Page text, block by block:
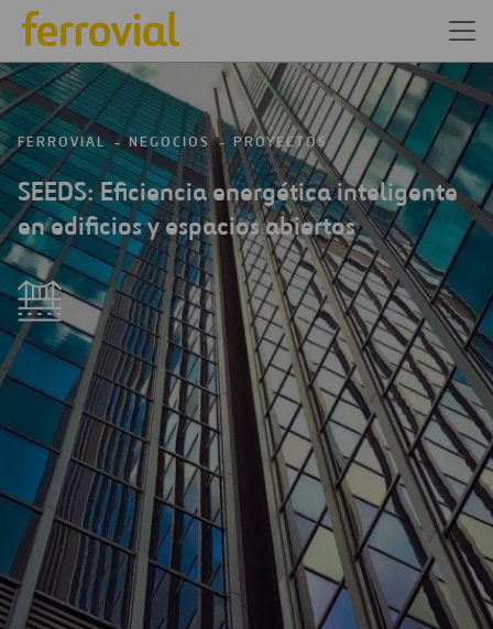
FERROVIAL NEGOCIOS PROYECTOS
SEEDS: Eficiencia energética inteligente
en edificios y espacios abiertos